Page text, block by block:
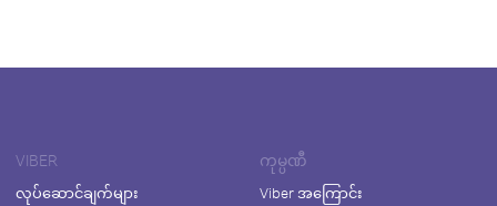
VIBER
လုပ်ဆောင်ချက်များ
ကုမ္ပဏီ
Viber အကြောင်း